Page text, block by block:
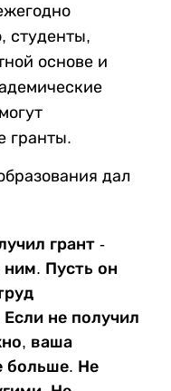
студенты,
основе и
гранты.
дал
грант -
ним. Пусть он
не получил
ваша
больше. Не